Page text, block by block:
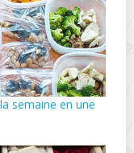
semaine en une